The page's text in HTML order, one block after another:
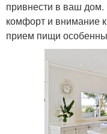
привнести в ваш дом.
комфорт и внимание
прием пищи